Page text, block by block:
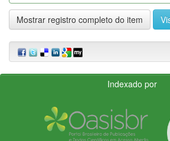
Mostrar registro completo do item
Indexado por